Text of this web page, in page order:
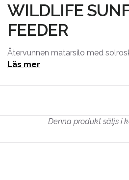
WILDLIFE
FEEDER
Återvunnen matarsilo med
Läs mer
Denna produkt säljs i